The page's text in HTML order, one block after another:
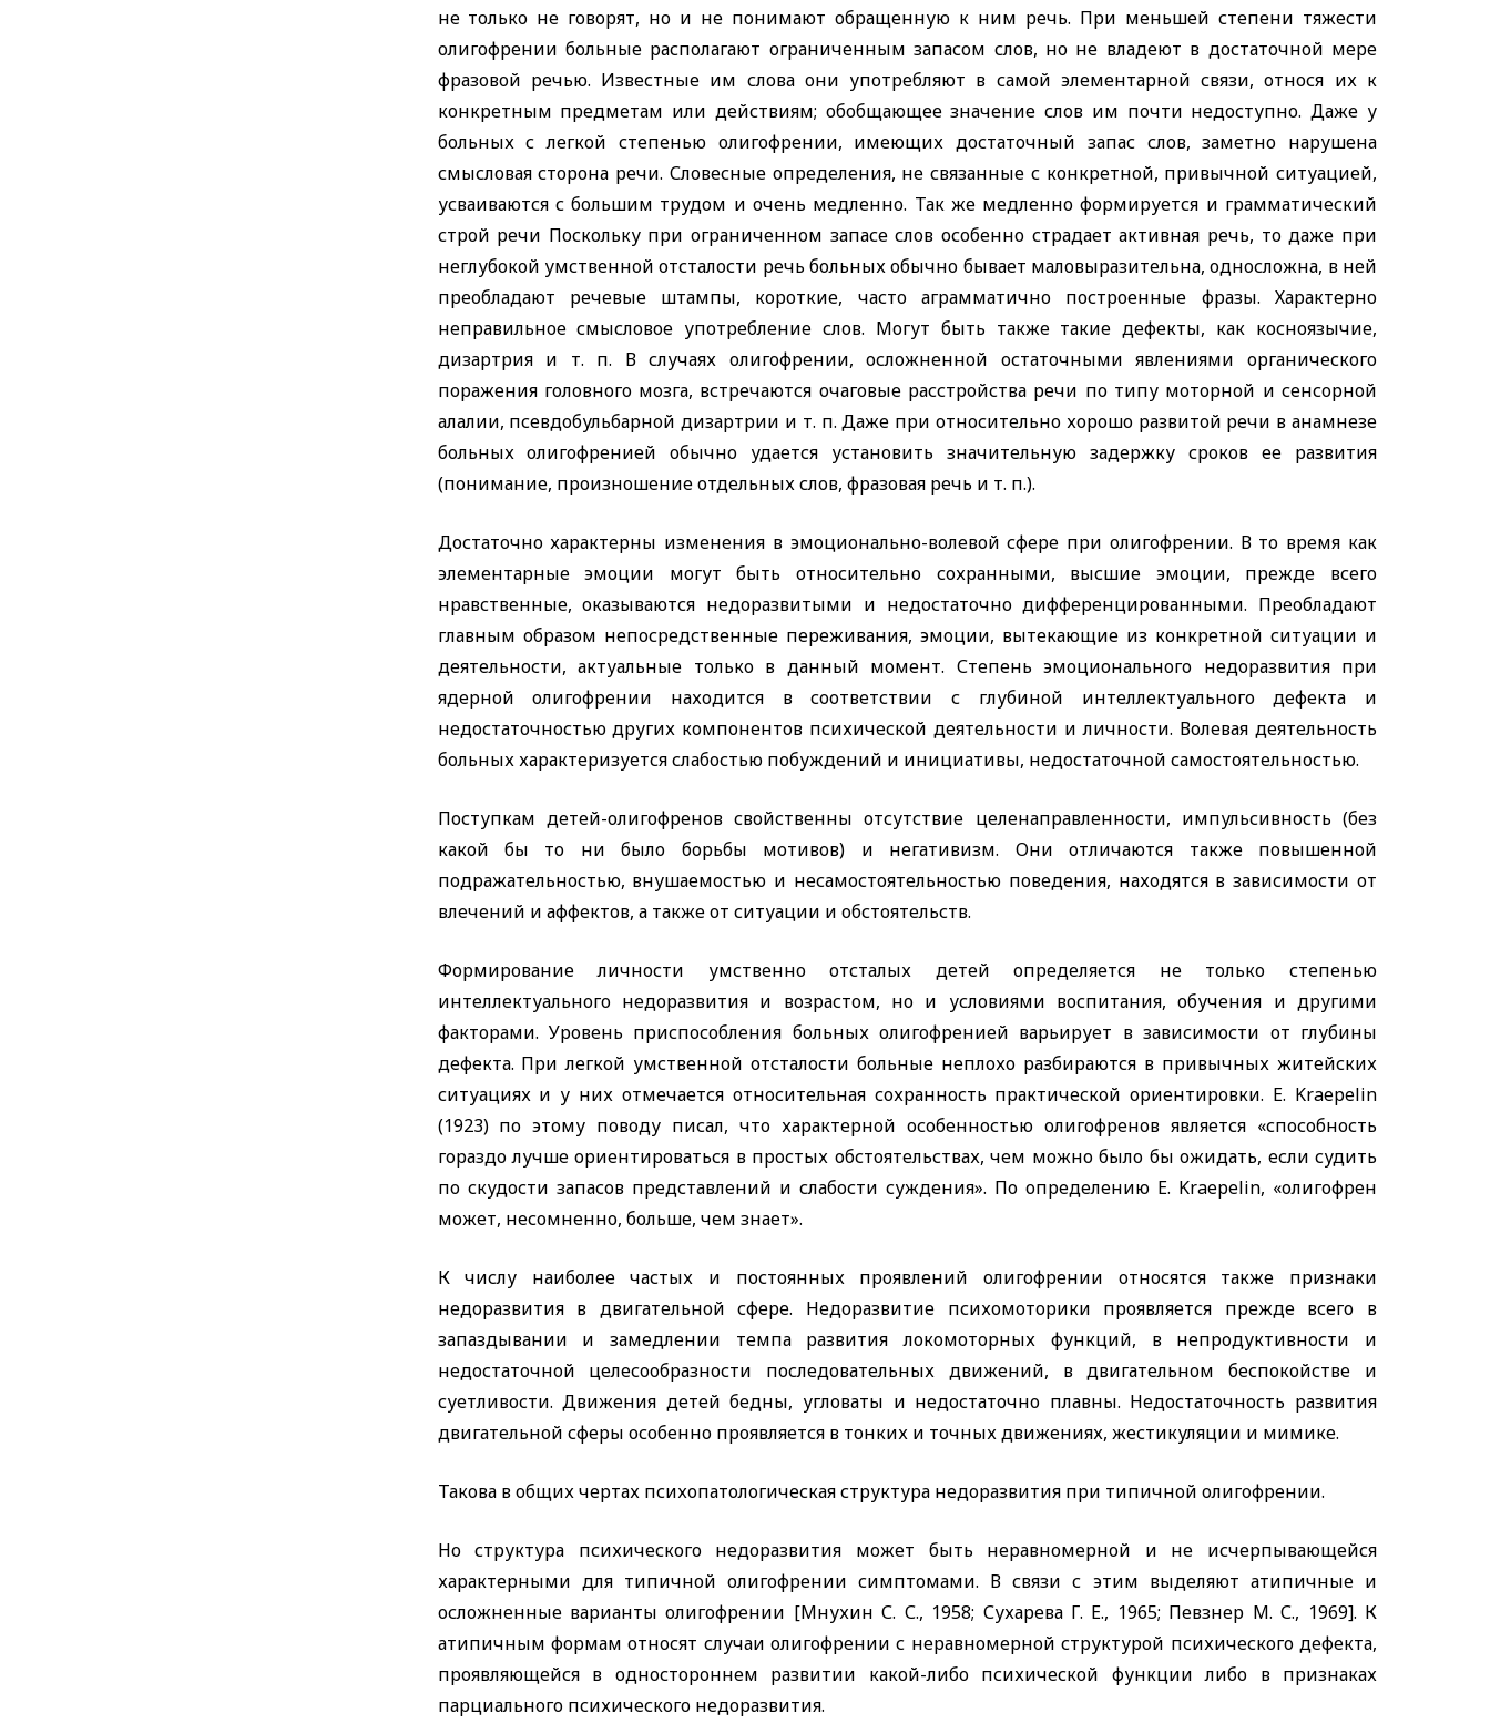
не только не говорят, но и не понимают обращенную к ним речь. При меньшей степени тяжести
олигофрении больные располагают ограниченным запасом слов, но не владеют в достаточной мере
фразовой речью. Известные им слова они употребляют в самой элементарной связи, относя их к
конкретным предметам или действиям; обобщающее значение слов им почти недоступно. Даже у
больных с легкой степенью олигофрении, имеющих достаточный запас слов, заметно нарушена
смысловая сторона речи. Словесные определения, не связанные с конкретной, привычной ситуацией,
усваиваются с большим трудом и очень медленно. Так же медленно формируется и грамматический
строй речи Поскольку при ограниченном запасе слов особенно страдает активная речь, то даже при
неглубокой умственной отсталости речь больных обычно бывает маловыразительна, односложна, в ней
преобладают речевые штампы, короткие, часто аграмматично построенные фразы. Характерно
неправильное смысловое употребление слов. Могут быть также такие дефекты, как косноязычие,
дизартрия и т. п. В случаях олигофрении, осложненной остаточными явлениями органического
поражения головного мозга, встречаются очаговые расстройства речи по типу моторной и сенсорной
алалии, псевдобульбарной дизартрии и т. п. Даже при относительно хорошо развитой речи в анамнезе
больных олигофренией обычно удается установить значительную задержку сроков ее развития
(понимание, произношение отдельных слов, фразовая речь и т. п.).
Достаточно характерны изменения в эмоционально-волевой сфере при олигофрении. В то время как
элементарные эмоции могут быть относительно сохранными, высшие эмоции, прежде всего
нравственные, оказываются недоразвитыми и недостаточно дифференцированными. Преобладают
главным образом непосредственные переживания, эмоции, вытекающие из конкретной ситуации и
деятельности, актуальные только в данный момент. Степень эмоционального недоразвития при
ядерной олигофрении находится в соответствии с глубиной интеллектуального дефекта и
недостаточностью других компонентов психической деятельности и личности. Волевая деятельность
больных характеризуется слабостью побуждений и инициативы, недостаточной самостоятельностью.
Поступкам детей-олигофренов свойственны отсутствие целенаправленности, импульсивность (без
какой бы то ни было борьбы мотивов) и негативизм. Они отличаются также повышенной
подражательностью, внушаемостью и несамостоятельностью поведения, находятся в зависимости от
влечений и аффектов, а также от ситуации и обстоятельств.
Формирование личности умственно отсталых детей определяется не только степенью
интеллектуального недоразвития и возрастом, но и условиями воспитания, обучения и другими
факторами. Уровень приспособления больных олигофренией варьирует в зависимости от глубины
дефекта. При легкой умственной отсталости больные неплохо разбираются в привычных житейских
ситуациях и у них отмечается относительная сохранность практической ориентировки. E. Kraepelin
(1923) по этому поводу писал, что характерной особенностью олигофренов является «способность
гораздо лучше ориентироваться в простых обстоятельствах, чем можно было бы ожидать, если судить
по скудости запасов представлений и слабости суждения». По определению E. Kraepelin, «олигофрен
может, несомненно, больше, чем знает».
К числу наиболее частых и постоянных проявлений олигофрении относятся также признаки
недоразвития в двигательной сфере. Недоразвитие психомоторики проявляется прежде всего в
запаздывании и замедлении темпа развития локомоторных функций, в непродуктивности и
недостаточной целесообразности последовательных движений, в двигательном беспокойстве и
суетливости. Движения детей бедны, угловаты и недостаточно плавны. Недостаточность развития
двигательной сферы особенно проявляется в тонких и точных движениях, жестикуляции и мимике.
Такова в общих чертах психопатологическая структура недоразвития при типичной олигофрении.
Но структура психического недоразвития может быть неравномерной и не исчерпывающейся
характерными для типичной олигофрении симптомами. В связи с этим выделяют атипичные и
осложненные варианты олигофрении [Мнухин С. С., 1958; Сухарева Г. Е., 1965; Певзнер М. С., 1969]. К
атипичным формам относят случаи олигофрении с неравномерной структурой психического дефекта,
проявляющейся в одностороннем развитии какой-либо психической функции либо в признаках
парциального психического недоразвития.